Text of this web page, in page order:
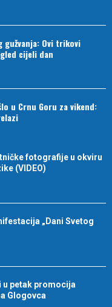
gužvanja: Ovi trikovi
cijeli dan
u Crnu Goru za vikend:
fotografije u okviru
(VIDEO)
„Dani Svetog
petak promocija
Glogovca